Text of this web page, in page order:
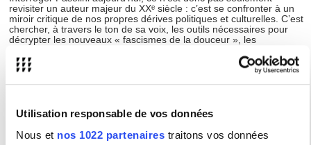
Utilisation responsable de vos données
Nous et nos 1022 partenaires traitons vos données
revisiter un auteur majeur du XXᵉ siècle : c’est se confronter à un
miroir critique de nos propres dérives politiques et culturelles. C’est
chercher, à travers le ton de sa voix, les outils nécessaires pour
décrypter les nouveaux « fascismes de la douceur », les
formes larvées de domination qui s’abritent derrière les promesses
de liberté.
d’étude :
1. Pasolini théoricien du « nouveau fascisme » : continuités et